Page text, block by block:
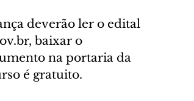
deverão ler o edital
baixar o
na portaria da
é gratuito.